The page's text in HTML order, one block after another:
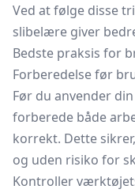
Ved at følge disse
slibelære giver
Bedste praksis for
Forberedelse før
Før du anvender
forberede både
korrekt. Dette
og uden risiko for
Kontroller